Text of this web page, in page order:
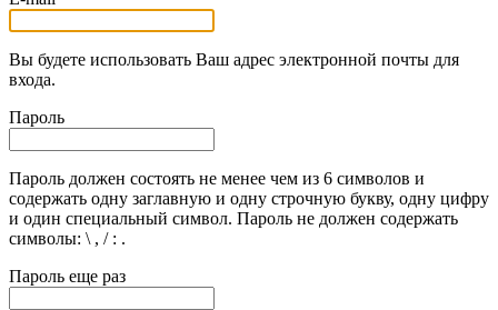
Вы будете использовать Ваш адрес электронной почты для
входа.
Пароль
Пароль должен состоять не менее чем из 6 символов и
содержать одну заглавную и одну строчную букву, одну цифру
и один специальный символ. Пароль не должен содержать
символы: \ , / : .
Пароль еще раз